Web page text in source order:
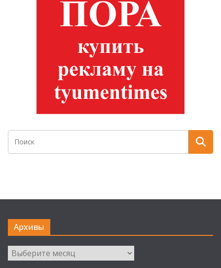
Архивы
Архивы